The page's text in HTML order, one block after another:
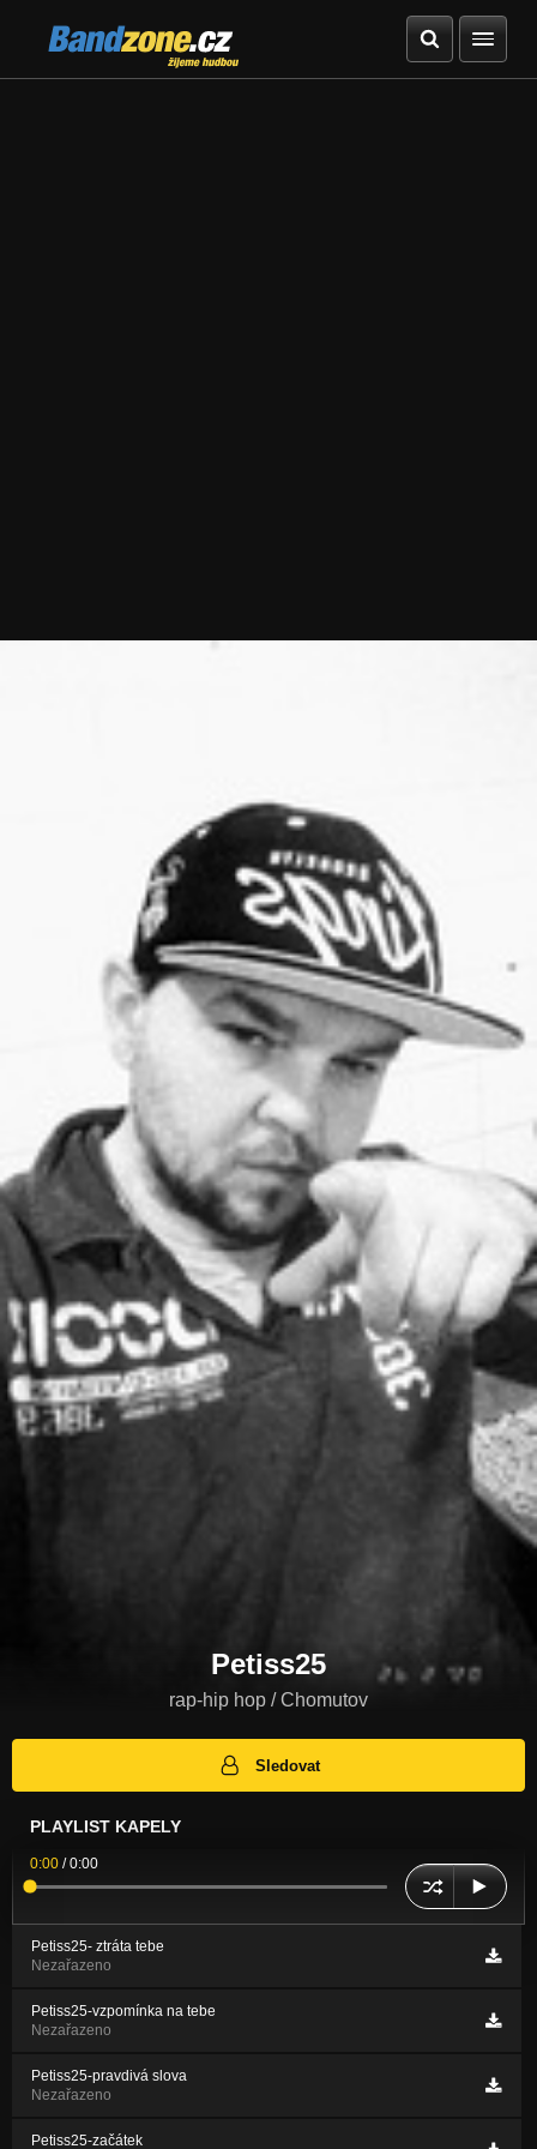
Bandzone.cz
žijeme hudbou
Petiss25
rap-hip hop / Chomutov
Sledovat
PLAYLIST KAPELY
0:00 /0:00
Petiss25- ztráta tebe
Nezařazeno
Petiss25-vzpomínka na tebe
Nezařazeno
Petiss25-pravdivá slova
Nezařazeno
Petiss25-začátek